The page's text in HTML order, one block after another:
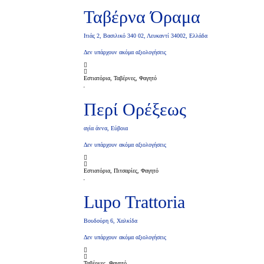
Ταβέρνα Όραμα
Ιτιάς 2, Βασιλικό 340 02, Λευκαντί 34002, Ελλάδα
Δεν υπάρχουν ακόμα αξιολογήσεις
Εστιατόρια, Ταβέρνες, Φαγητό
Περί Ορέξεως
αγία άννα, Eύβοια
Δεν υπάρχουν ακόμα αξιολογήσεις
Εστιατόρια, Πιτσαρίες, Φαγητό
Lupo Trattoria
Βουδούρη 6, Xαλκίδα
Δεν υπάρχουν ακόμα αξιολογήσεις